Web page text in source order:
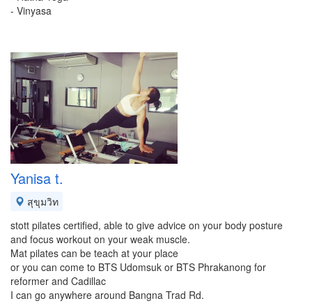
- Vinyasa
Yanisa t.
สุขุมวิท
stott pilates certified, able to give advice on your body posture
and focus workout on your weak muscle.
Mat pilates can be teach at your place
or you can come to BTS Udomsuk or BTS Phrakanong for
reformer and Cadillac
I can go anywhere around Bangna Trad Rd.